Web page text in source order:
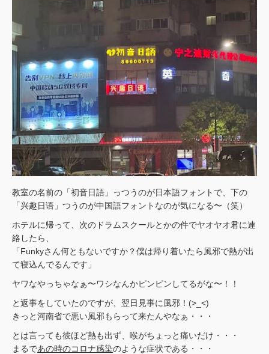
教室の名前の「初音日語」っつうのが日本語フォントで、下の
「兴趣日语」つうのが中国語フォントなのが気になる〜（笑）
ホテルに帰って、次のドラムスクールとかの件でヤオヤオ君に連
絡したら、
「Funkyさん何ともないですか？僕は帰り着いたら風邪で熱が出
て寝込んでるんです」
ヤワなやっちゃなぁ〜ワシなんかピンピンしてるがな〜！！
と返事をしていたのですが、翌日見事に風邪！(>_<)
きっと河南省で悪い風邪もらって来たんやなぁ・・・
とは言っても彼ほど熱も出ず、喉がちょっと痛いだけ・・・
まるであの時のコロナ感染のような症状である・・・